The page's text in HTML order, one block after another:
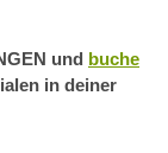
und
buche
in deiner